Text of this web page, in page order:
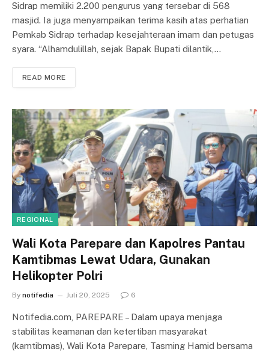
Sidrap memiliki 2.200 pengurus yang tersebar di 568
masjid. Ia juga menyampaikan terima kasih atas perhatian
Pemkab Sidrap terhadap kesejahteraan imam dan petugas
syara. “Alhamdulillah, sejak Bapak Bupati dilantik,…
READ MORE
REGIONAL
Wali Kota Parepare dan Kapolres Pantau
Kamtibmas Lewat Udara, Gunakan
Helikopter Polri
By notifedia Juli 20, 2025 6
Notifedia.com, PAREPARE – Dalam upaya menjaga
stabilitas keamanan dan ketertiban masyarakat
(kamtibmas), Wali Kota Parepare, Tasming Hamid bersama